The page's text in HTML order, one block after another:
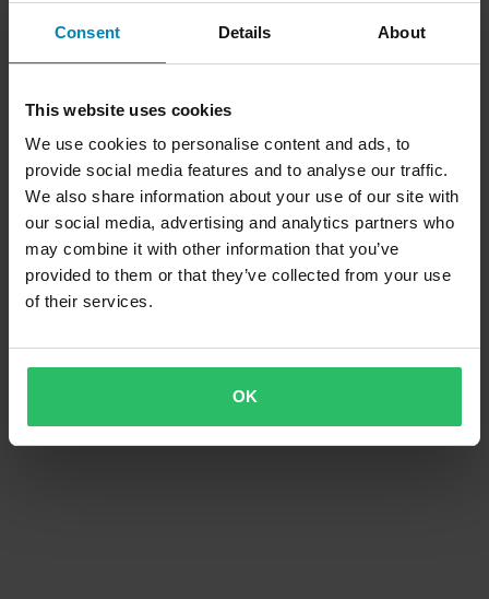
Consent Details About
This website uses cookies
We use cookies to personalise content and ads, to
provide social media features and to analyse our traffic.
We also share information about your use of our site with
our social media, advertising and analytics partners who
may combine it with other information that you’ve
provided to them or that they’ve collected from your use
of their services.
OK